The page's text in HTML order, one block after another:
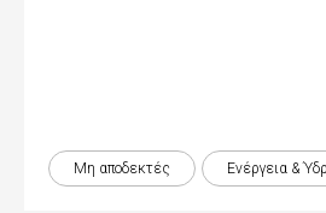
Μη αποδεκτές Ενέργεια &